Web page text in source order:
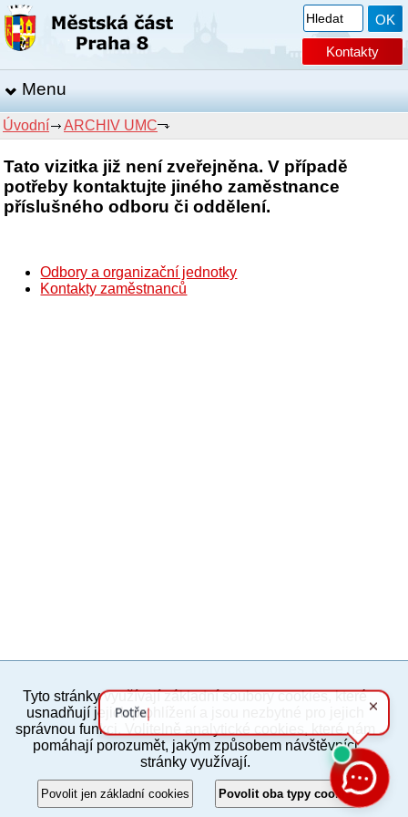
Kontakty
Menu
Úvodní ARCHIV UMC
Tato vizitka již není zveřejněna. V případě
potřeby kontaktujte jiného zaměstnance
příslušného odboru či oddělení.
Odbory a organizační jednotky
Kontakty zaměstnanců
ENG
Povinné a praktické informace
© 2012–2019 MČ Praha 8
Tyto stránky využívají základní soubory cookies, které
usnadňují jejich prohlížení a jsou nezbytné pro jejich
správnou funkci. Volitelně analytické cookies, které nám
pomáhají porozumět, jakým způsobem návštěvníci
stránky využívají.
Povolit jen základní cookies Povolit oba typy cookies